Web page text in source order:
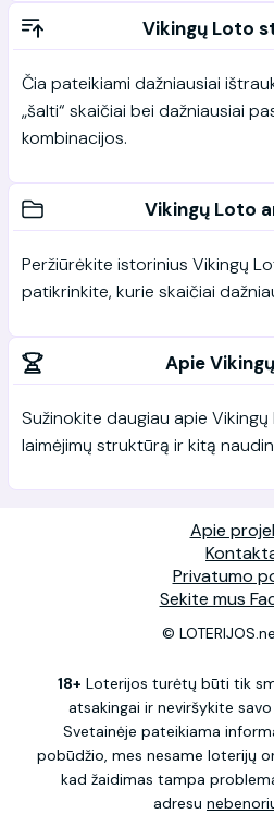
Vikingų Loto
Čia pateikiami dažniausiai
„šalti“ skaičiai bei dažniausiai
kombinacijos.
Vikingų Loto
Peržiūrėkite istorinius Vikingų
patikrinkite, kurie skaičiai
Apie
Sužinokite daugiau apie
laimėjimų struktūrą ir kitą
Apie
Privatumo
Sekite mus
©
18+ Loterijos turėtų būti tik
atsakingai ir neviršykite
Svetainėje pateikiama
pobūdžio, mes nesame loterijų
kad žaidimas tampa
adresu